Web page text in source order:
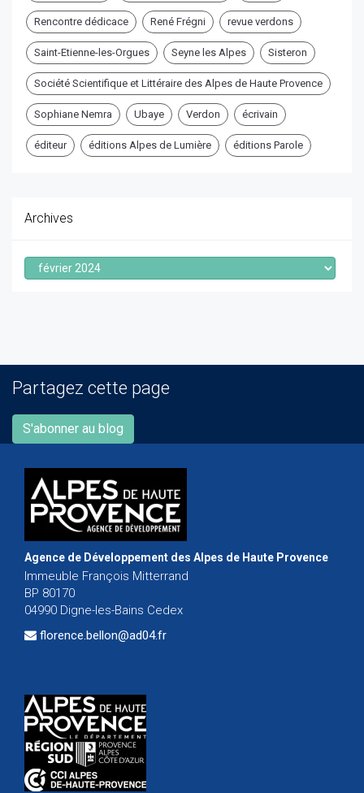
Rencontre dédicace René Frégni revue verdons
Saint-Etienne-les-Orgues Seyne les Alpes Sisteron
Société Scientifique et Littéraire des Alpes de Haute Provence
Sophiane Nemra Ubaye Verdon écrivain
éditeur éditions Alpes de Lumière éditions Parole
Archives
Archives
Partagez cette page
S'abonner au blog
Agence de Développement des Alpes de Haute Provence
Immeuble François Mitterrand
BP 80170
04990 Digne-les-Bains Cedex
florence.bellon@ad04.fr